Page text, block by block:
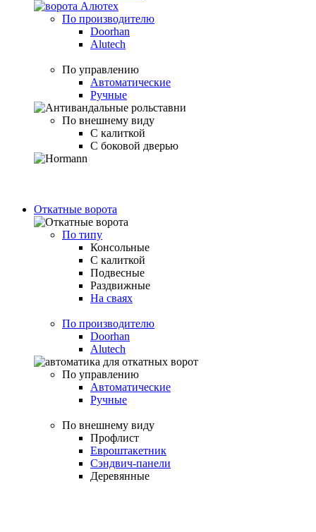
По производителю
Doorhan
Alutech
По управлению
Автоматические
Ручные
По внешнему виду
С калиткой
С боковой дверью
Откатные ворота
По типу
Консольные
С калиткой
Подвесные
Раздвижные
На сваях
По производителю
Doorhan
Alutech
По управлению
Автоматические
Ручные
По внешнему виду
Профлист
Евроштакетник
Сэндвич-панели
Деревянные